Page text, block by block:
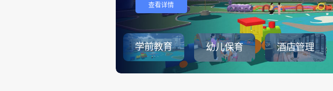
查看详情
学前教育 幼儿保育 酒店管理